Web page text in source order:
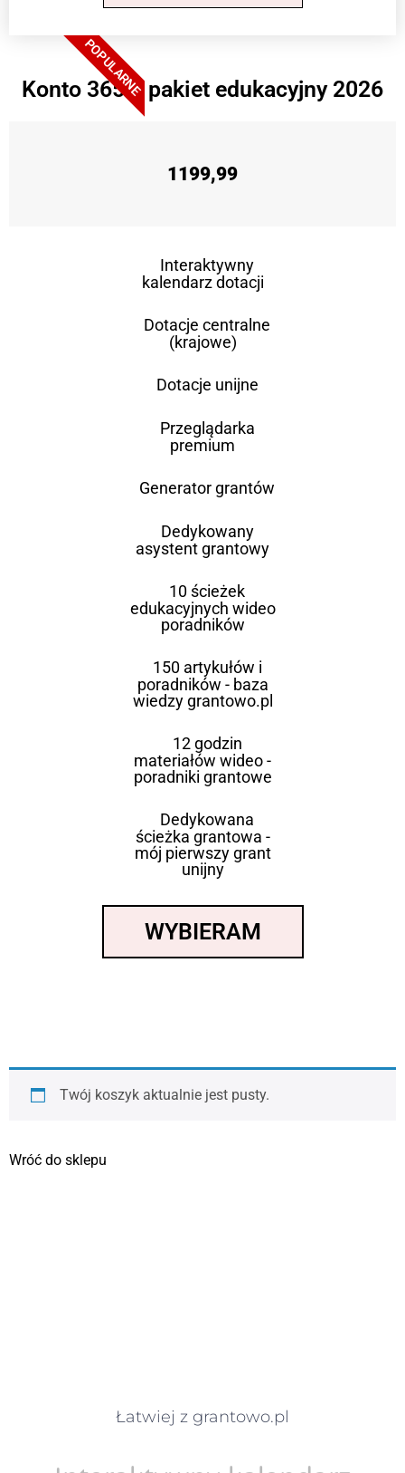
POPULARNE
Konto 365 + pakiet edukacyjny 2026
1199,99
Interaktywny
kalendarz dotacji
Dotacje centralne
(krajowe)
Dotacje unijne
Przeglądarka
premium
Generator grantów
Dedykowany
asystent grantowy
10 ścieżek
edukacyjnych wideo
poradników
150 artykułów i
poradników - baza
wiedzy grantowo.pl
12 godzin
materiałów wideo -
poradniki grantowe
Dedykowana
ścieżka grantowa -
mój pierwszy grant
unijny
WYBIERAM
Twój koszyk aktualnie jest pusty.
Wróć do sklepu
Łatwiej z grantowo.pl